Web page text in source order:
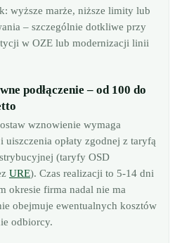
wyższe marże, niższe limity lub
– szczególnie dotkliwe przy
w OZE lub modernizacji linii
podłączenie – od 100 do
wznowienie wymaga
uiszczenia opłaty zgodnej z taryfą
(taryfy OSD
URE). Czas realizacji to 5-14 dni
okresie firma nadal nie ma
obejmuje ewentualnych kosztów
odbiorcy.